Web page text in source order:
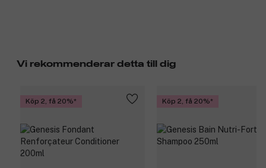
Vi rekommenderar detta till dig
Köp 2, få 20% Köp 2, få 20%